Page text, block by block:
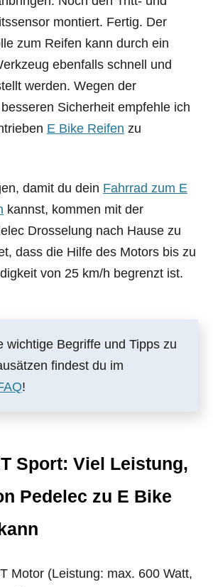
montiert. Fertig. Der
zum Reifen kann durch ein
ebenfalls schnell und
werden. Wegen der
Sicherheit empfehle ich
E Bike Reifen zu
damit du dein Fahrrad zum E
kannst, kommen mit der
Drosselung nach Hause zu
dass die Hilfe des Motors bis zu
von 25 km/h begrenzt ist.
wichtige Begriffe und Tipps zu
findest du im
!
Sport: Viel Leistung,
Pedelec zu E Bike
Motor (Leistung: max. 600 Watt,